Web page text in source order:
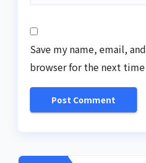
Save my name, email,
browser for the next